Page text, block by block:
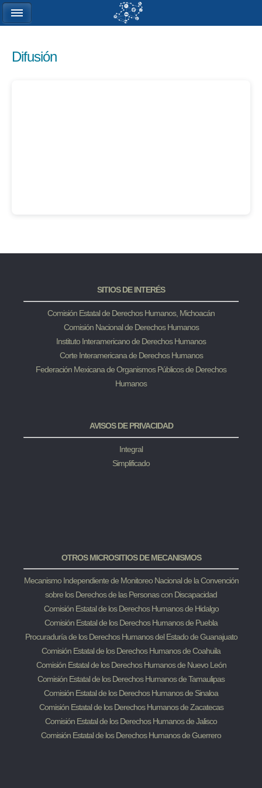
Difusión
SITIOS DE INTERÉS
Comisión Estatal de Derechos Humanos, Michoacán
Comisión Nacional de Derechos Humanos
Instituto Interamericano de Derechos Humanos
Corte Interamericana de Derechos Humanos
Federación Mexicana de Organismos Públicos de Derechos
Humanos
AVISOS DE PRIVACIDAD
Integral
Simplificado
OTROS MICROSITIOS DE MECANISMOS
Mecanismo Independiente de Monitoreo Nacional de la Convención
sobre los Derechos de las Personas con Discapacidad
Comisión Estatal de los Derechos Humanos de Hidalgo
Comisión Estatal de los Derechos Humanos de Puebla
Procuraduría de los Derechos Humanos del Estado de Guanajuato
Comisión Estatal de los Derechos Humanos de Coahuila
Comisión Estatal de los Derechos Humanos de Nuevo León
Comisión Estatal de los Derechos Humanos de Tamaulipas
Comisión Estatal de los Derechos Humanos de Sinaloa
Comisión Estatal de los Derechos Humanos de Zacatecas
Comisión Estatal de los Derechos Humanos de Jalisco
Comisión Estatal de los Derechos Humanos de Guerrero